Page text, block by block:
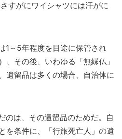
すがにワイシャツには汗がに
1～5年程度を目途に保管され
、その後、いわゆる「無縁仏」
遺留品は多くの場合、自治体に
のは、その遺留品のためだ。自
を条件に、「行旅死亡人」の遺